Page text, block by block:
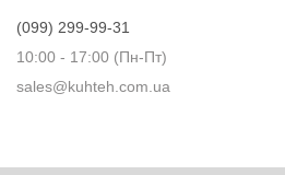
(099) 299-99-31
10:00 - 17:00 (Пн-Пт)
sales@kuhteh.com.ua